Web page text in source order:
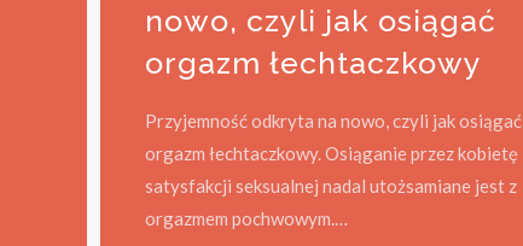
nowo, czyli jak osiągać
orgazm łechtaczkowy
Przyjemność odkryta na nowo, czyli jak osiągać
orgazm łechtaczkowy. Osiąganie przez kobietę
satysfakcji seksualnej nadal utożsamiane jest z
orgazmem pochwowym.…